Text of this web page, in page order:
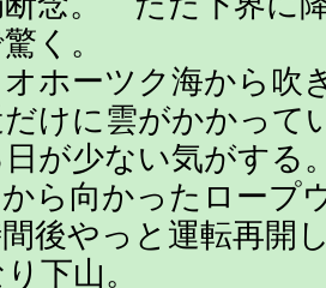
く。
ホーツク海から吹
だけに雲がかかっ
が少ない気がする
ら向かったロープ
後やっと運転再開
下山。